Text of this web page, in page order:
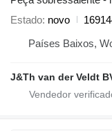
Estado novo
Países Baixos,
J&Th van der Veldt